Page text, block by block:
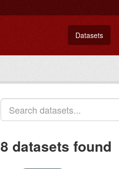
Datasets
8 datasets found